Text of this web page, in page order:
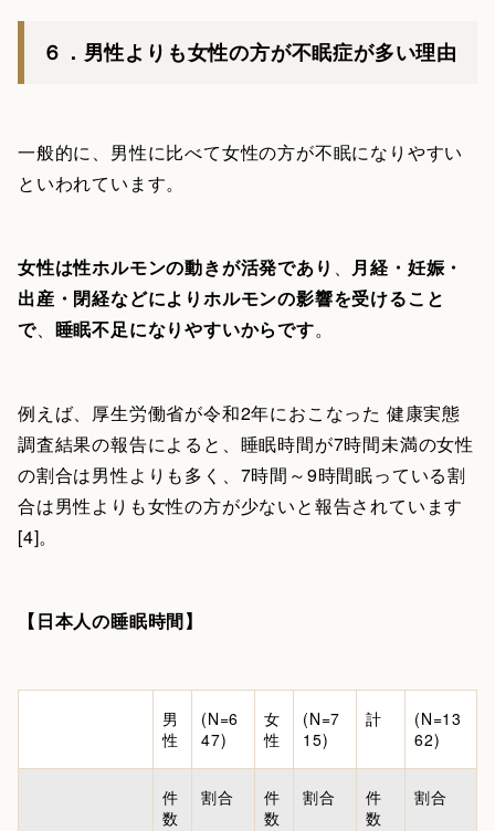
６．男性よりも女性の方が不眠症が多い理由
一般的に、男性に比べて女性の方が不眠になりやすい
といわれています。
女性は性ホルモンの動きが活発であり 、 月経・妊娠・
出産・閉経などによりホルモンの影響を受けること
で、 睡眠不足になりやすいからです。
例えば、厚生労働省が令和2年におこなった 健康実態
調査結果の報告によると、睡眠時間が7時間未満の女性
の割合は男性よりも多く、7時間～9時間眠っている割
合は男性よりも女性の方が少ないと報告されています
[4]。
【日本人の睡眠時間】
男
性
(N=6
47)
女
性
(N=7
15)
計
(N=13
62)
件
数
割合
件
数
割合
件
数
割合